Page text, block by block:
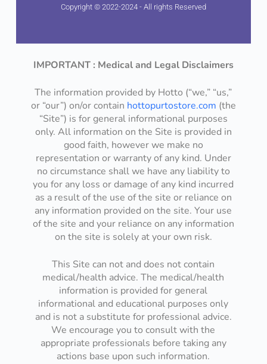
Copyright © 2022-2024 - All rights Reserved
IMPORTANT : Medical and Legal Disclaimers
The information provided by Hotto (“we,” “us,”
or “our”) on/or contain hottopurtostore.com (the
“Site”) is for general informational purposes
only. All information on the Site is provided in
good faith, however we make no
representation or warranty of any kind. Under
no circumstance shall we have any liability to
you for any loss or damage of any kind incurred
as a result of the use of the site or reliance on
any information provided on the site. Your use
of the site and your reliance on any information
on the site is solely at your own risk.
This Site can not and does not contain
medical/health advice. The medical/health
information is provided for general
informational and educational purposes only
and is not a substitute for professional advice.
We encourage you to consult with the
appropriate professionals before taking any
actions base upon such information.